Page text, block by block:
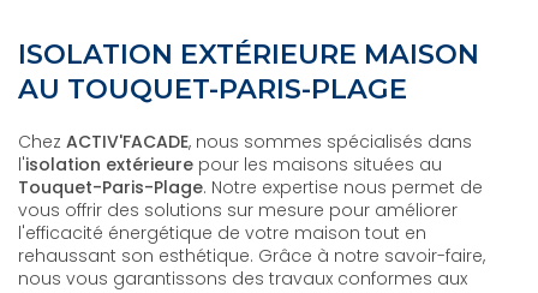
ISOLATION EXTÉRIEURE MAISON
AU TOUQUET-PARIS-PLAGE
Chez ACTIV'FACADE, nous sommes spécialisés dans
l'isolation extérieure pour les maisons situées au
Touquet-Paris-Plage. Notre expertise nous permet de
vous offrir des solutions sur mesure pour améliorer
l'efficacité énergétique de votre maison tout en
rehaussant son esthétique. Grâce à notre savoir-faire,
nous vous garantissons des travaux conformes aux